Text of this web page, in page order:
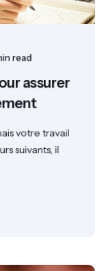
read
assurer
votre travail
suivants, il